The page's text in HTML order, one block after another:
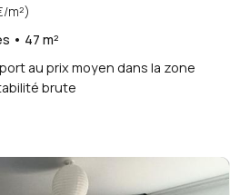
m²)
• 47 m²
au prix moyen dans la zone
brute